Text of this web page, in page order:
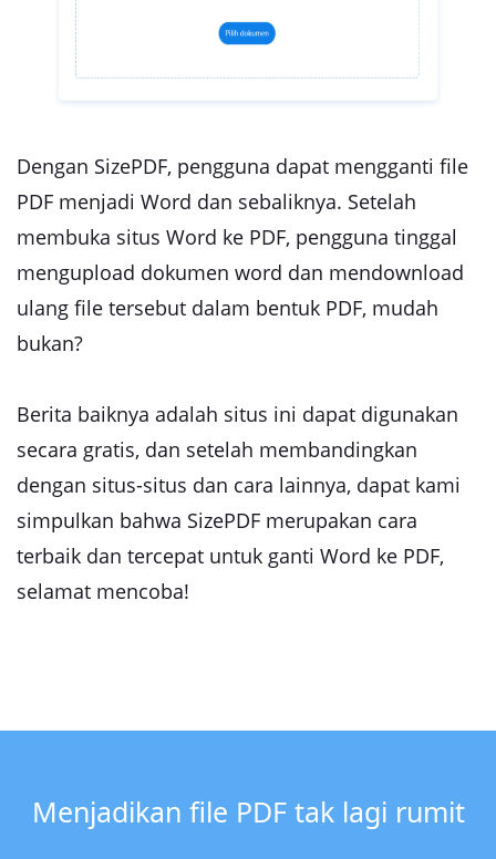
Dengan SizePDF, pengguna dapat mengganti file
PDF menjadi Word dan sebaliknya. Setelah
membuka situs Word ke PDF, pengguna tinggal
mengupload dokumen word dan mendownload
ulang file tersebut dalam bentuk PDF, mudah
bukan?
Berita baiknya adalah situs ini dapat digunakan
secara gratis, dan setelah membandingkan
dengan situs-situs dan cara lainnya, dapat kami
simpulkan bahwa SizePDF merupakan cara
terbaik dan tercepat untuk ganti Word ke PDF,
selamat mencoba!
Menjadikan file PDF tak lagi rumit